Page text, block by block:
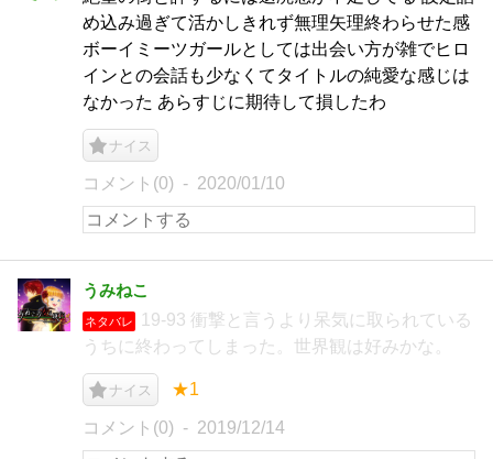
め込み過ぎて活かしきれず無理矢理終わらせた感
ボーイミーツガールとしては出会い方が雑でヒロ
インとの会話も少なくてタイトルの純愛な感じは
なかった あらすじに期待して損したわ
ナイス
コメント(0) 2020/01/10
うみねこ
ネタバレ
19-93 衝撃と言うより呆気に取られている
うちに終わってしまった。世界観は好みかな。
ナイス ★1
コメント(0) 2019/12/14